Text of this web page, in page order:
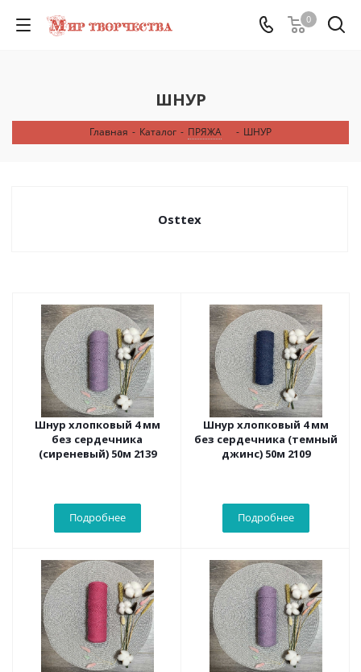
0
ШНУР
Главная - Каталог - ПРЯЖА - ШНУР
Osttex
Шнур хлопковый 4 мм
без сердечника
(сиреневый) 50м 2139
Подробнее
Шнур хлопковый 4 мм
без сердечника (темный
джинс) 50м 2109
Подробнее